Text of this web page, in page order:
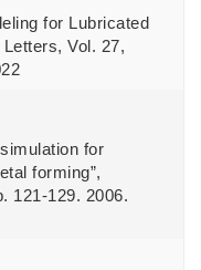
for Lubricated
Vol. 27,
for
forming”,
121-129. 2006.